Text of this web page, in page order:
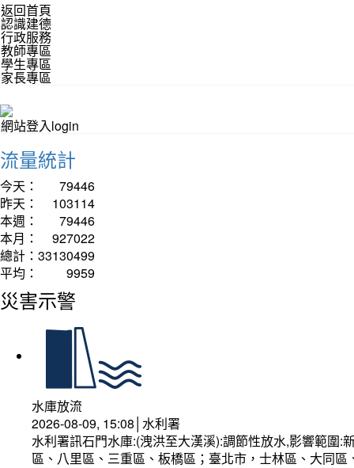
返回首頁
認識建德
行政服務
教師專區
學生專區
家長專區
網站登入login
流量統計
今天：
79446
昨天：
103114
本週：
79446
本月：
927022
總計： 33130499
平均：
9959
災害示警
水庫放流
2026-08-09, 15:08│水利署
水利署訊石門水庫:(洩洪至大漢溪):調節性放水,影響範圍
區、八里區、三重區、板橋區；臺北市，士林區、大同